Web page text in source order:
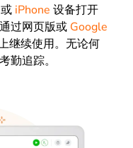
或 iPhone 设备打开
过网页版或 Google
继续使用。无论何
勤追踪。